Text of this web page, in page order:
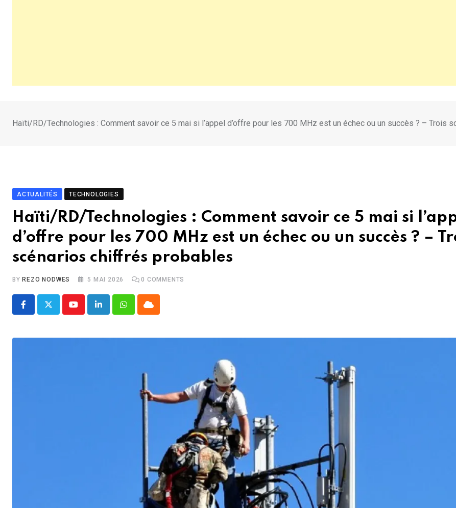
Haïti/RD/Technologies : Comment savoir ce 5 mai si l’appel d’offre pour les 700 MHz est un échec ou un succès ? – Trois
ACTUALITÉS TECHNOLOGIES
Haïti/RD/Technologies : Comment savoir ce 5 mai si
d’offre pour les 700 MHz est un échec ou un succès ? –
scénarios chiffrés probables
BY REZO NODWES 5 MAI 2026 0 COMMENTS
YoutubeLinkedInWhatsappCloud